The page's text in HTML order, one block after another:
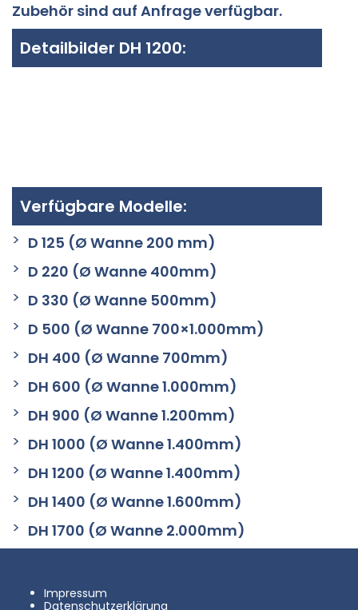
Zubehör sind auf Anfrage verfügbar.
Detailbilder DH 1200:
Verfügbare Modelle:
D 125 (Ø Wanne 200 mm)
D 220 (Ø Wanne 400mm)
D 330 (Ø Wanne 500mm)
D 500 (Ø Wanne 700×1.000mm)
DH 400 (Ø Wanne 700mm)
DH 600 (Ø Wanne 1.000mm)
DH 900 (Ø Wanne 1.200mm)
DH 1000 (Ø Wanne 1.400mm)
DH 1200 (Ø Wanne 1.400mm)
DH 1400 (Ø Wanne 1.600mm)
DH 1700 (Ø Wanne 2.000mm)
Impressum
Datenschutzerklärung